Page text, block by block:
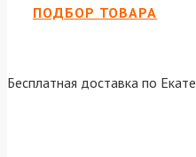
ПОДБОР ТОВАРА
Бесплатная доставка по